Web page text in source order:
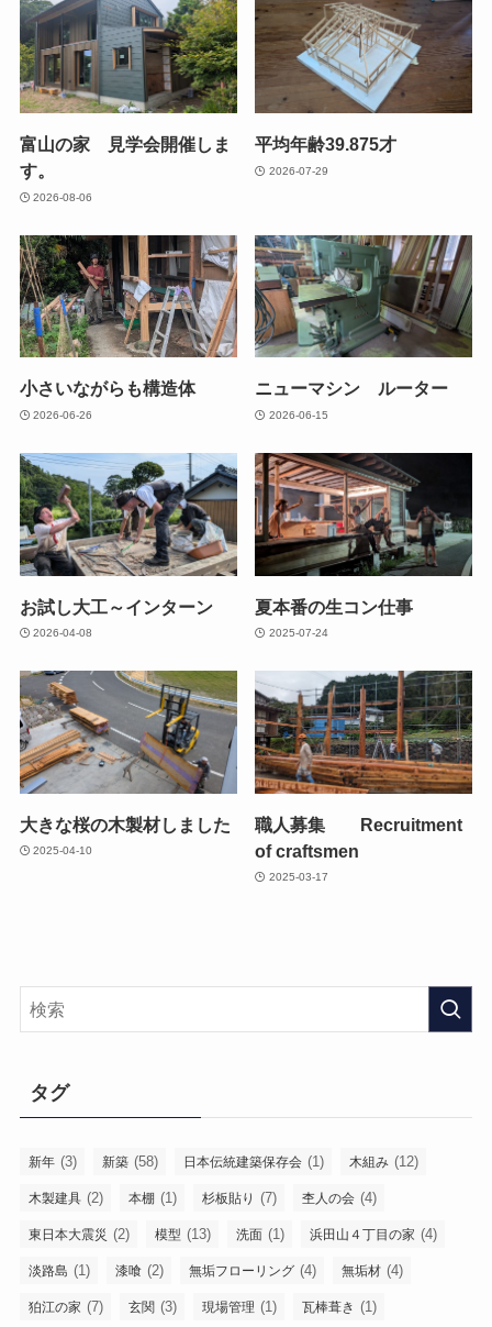
富山の家 見学会開催しま
す。
2026-08-06
平均年齢39.875才
2026-07-29
小さいながらも構造体
2026-06-26
ニューマシン ルーター
2026-06-15
お試し大工～インターン
2026-04-08
夏本番の生コン仕事
2025-07-24
大きな桜の木製材しました
2025-04-10
職人募集 Recruitment
of craftsmen
2025-03-17
タグ
新年 (3) 新築 (58) 日本伝統建築保存会 (1) 木組み (12)
木製建具 (2) 本棚 (1) 杉板貼り (7) 杢人の会 (4)
東日本大震災 (2) 模型 (13) 洗面 (1) 浜田山４丁目の家 (4)
淡路島 (1) 漆喰 (2) 無垢フローリング (4) 無垢材 (4)
狛江の家 (7) 玄関 (3) 現場管理 (1) 瓦棒葺き (1)